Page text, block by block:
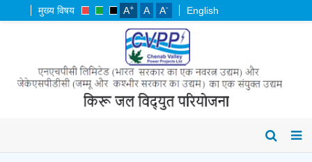
मुख्य विषय A+ A A- English